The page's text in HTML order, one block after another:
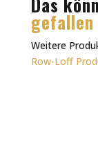
gefallen
Weitere
Row-Loff